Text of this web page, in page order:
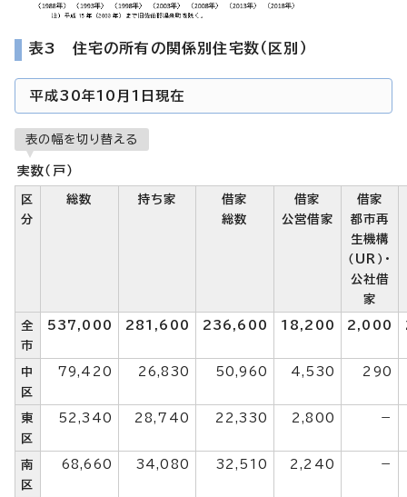
表3 住宅の所有の関係別住宅数（区別）
平成30年10月1日現在
表の幅を切り替える
実数（戸）
区
分
総数 持ち家
借家
総数
借家
公営借家
借家
都市再
生機構
（UR）・
公社借
家
全
市
537,000 281,600 236,600 18,200 2,000
中
区
79,420 26,830 50,960 4,530 290
東
区
52,340 28,740 22,330 2,800 －
南
区
68,660 34,080 32,510 2,240 －